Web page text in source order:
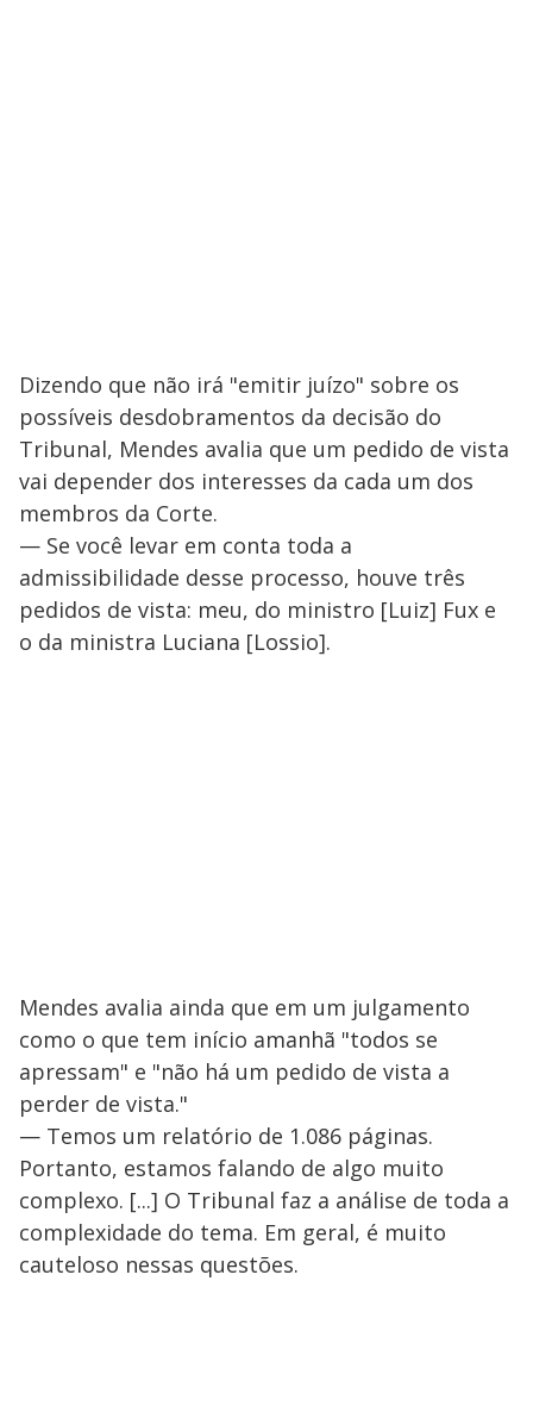
Dizendo que não irá "emitir juízo" sobre os
possíveis desdobramentos da decisão do
Tribunal, Mendes avalia que um pedido de vista
vai depender dos interesses da cada um dos
membros da Corte.
— Se você levar em conta toda a
admissibilidade desse processo, houve três
pedidos de vista: meu, do ministro [Luiz] Fux e
o da ministra Luciana [Lossio].
Mendes avalia ainda que em um julgamento
como o que tem início amanhã "todos se
apressam" e "não há um pedido de vista a
perder de vista."
— Temos um relatório de 1.086 páginas.
Portanto, estamos falando de algo muito
complexo. [...] O Tribunal faz a análise de toda a
complexidade do tema. Em geral, é muito
cauteloso nessas questões.